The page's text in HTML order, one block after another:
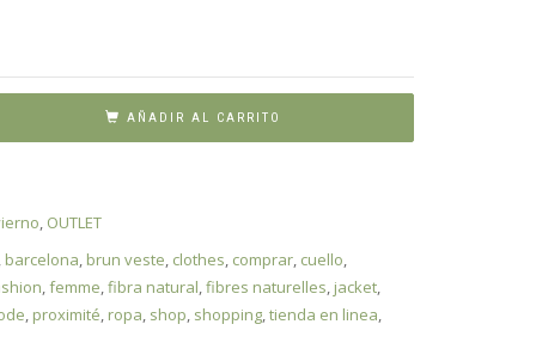
AÑADIR AL CARRITO
, OUTLET
, barcelona, brun veste, clothes, comprar, cuello,
,femme,fibra natural,fibres naturelles, jacket,
, proximité, ropa, shop, shopping,tienda en linea,